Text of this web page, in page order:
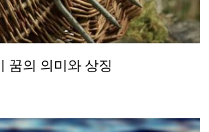
꿈의 의미와 상징